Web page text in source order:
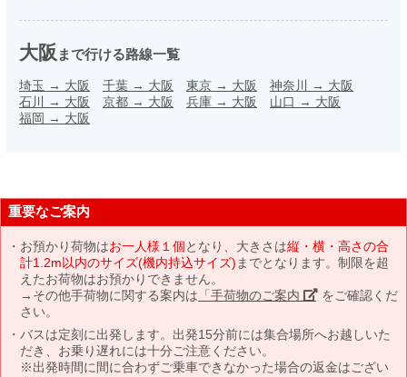
大阪 まで行ける路線一覧
埼玉 → 大阪 千葉 → 大阪 東京 → 大阪 神奈川 → 大阪
石川 → 大阪 京都 → 大阪 兵庫 → 大阪 山口 → 大阪
福岡 → 大阪
重要なご案内
お預かり荷物はお一人様１個となり、大きさは縦・横・高さの合
計1.2m以内のサイズ(機内持込サイズ) までとなります。制限を超
えたお荷物はお預かりできません。
→その他手荷物に関する案内は 「手荷物のご案内」 をご確認くだ
さい。
バスは定刻に出発します。出発15分前には集合場所へお越しいた
だき、お乗り遅れには十分ご注意ください。
※出発時間に間に合わずご乗車できなかった場合の返金はござい